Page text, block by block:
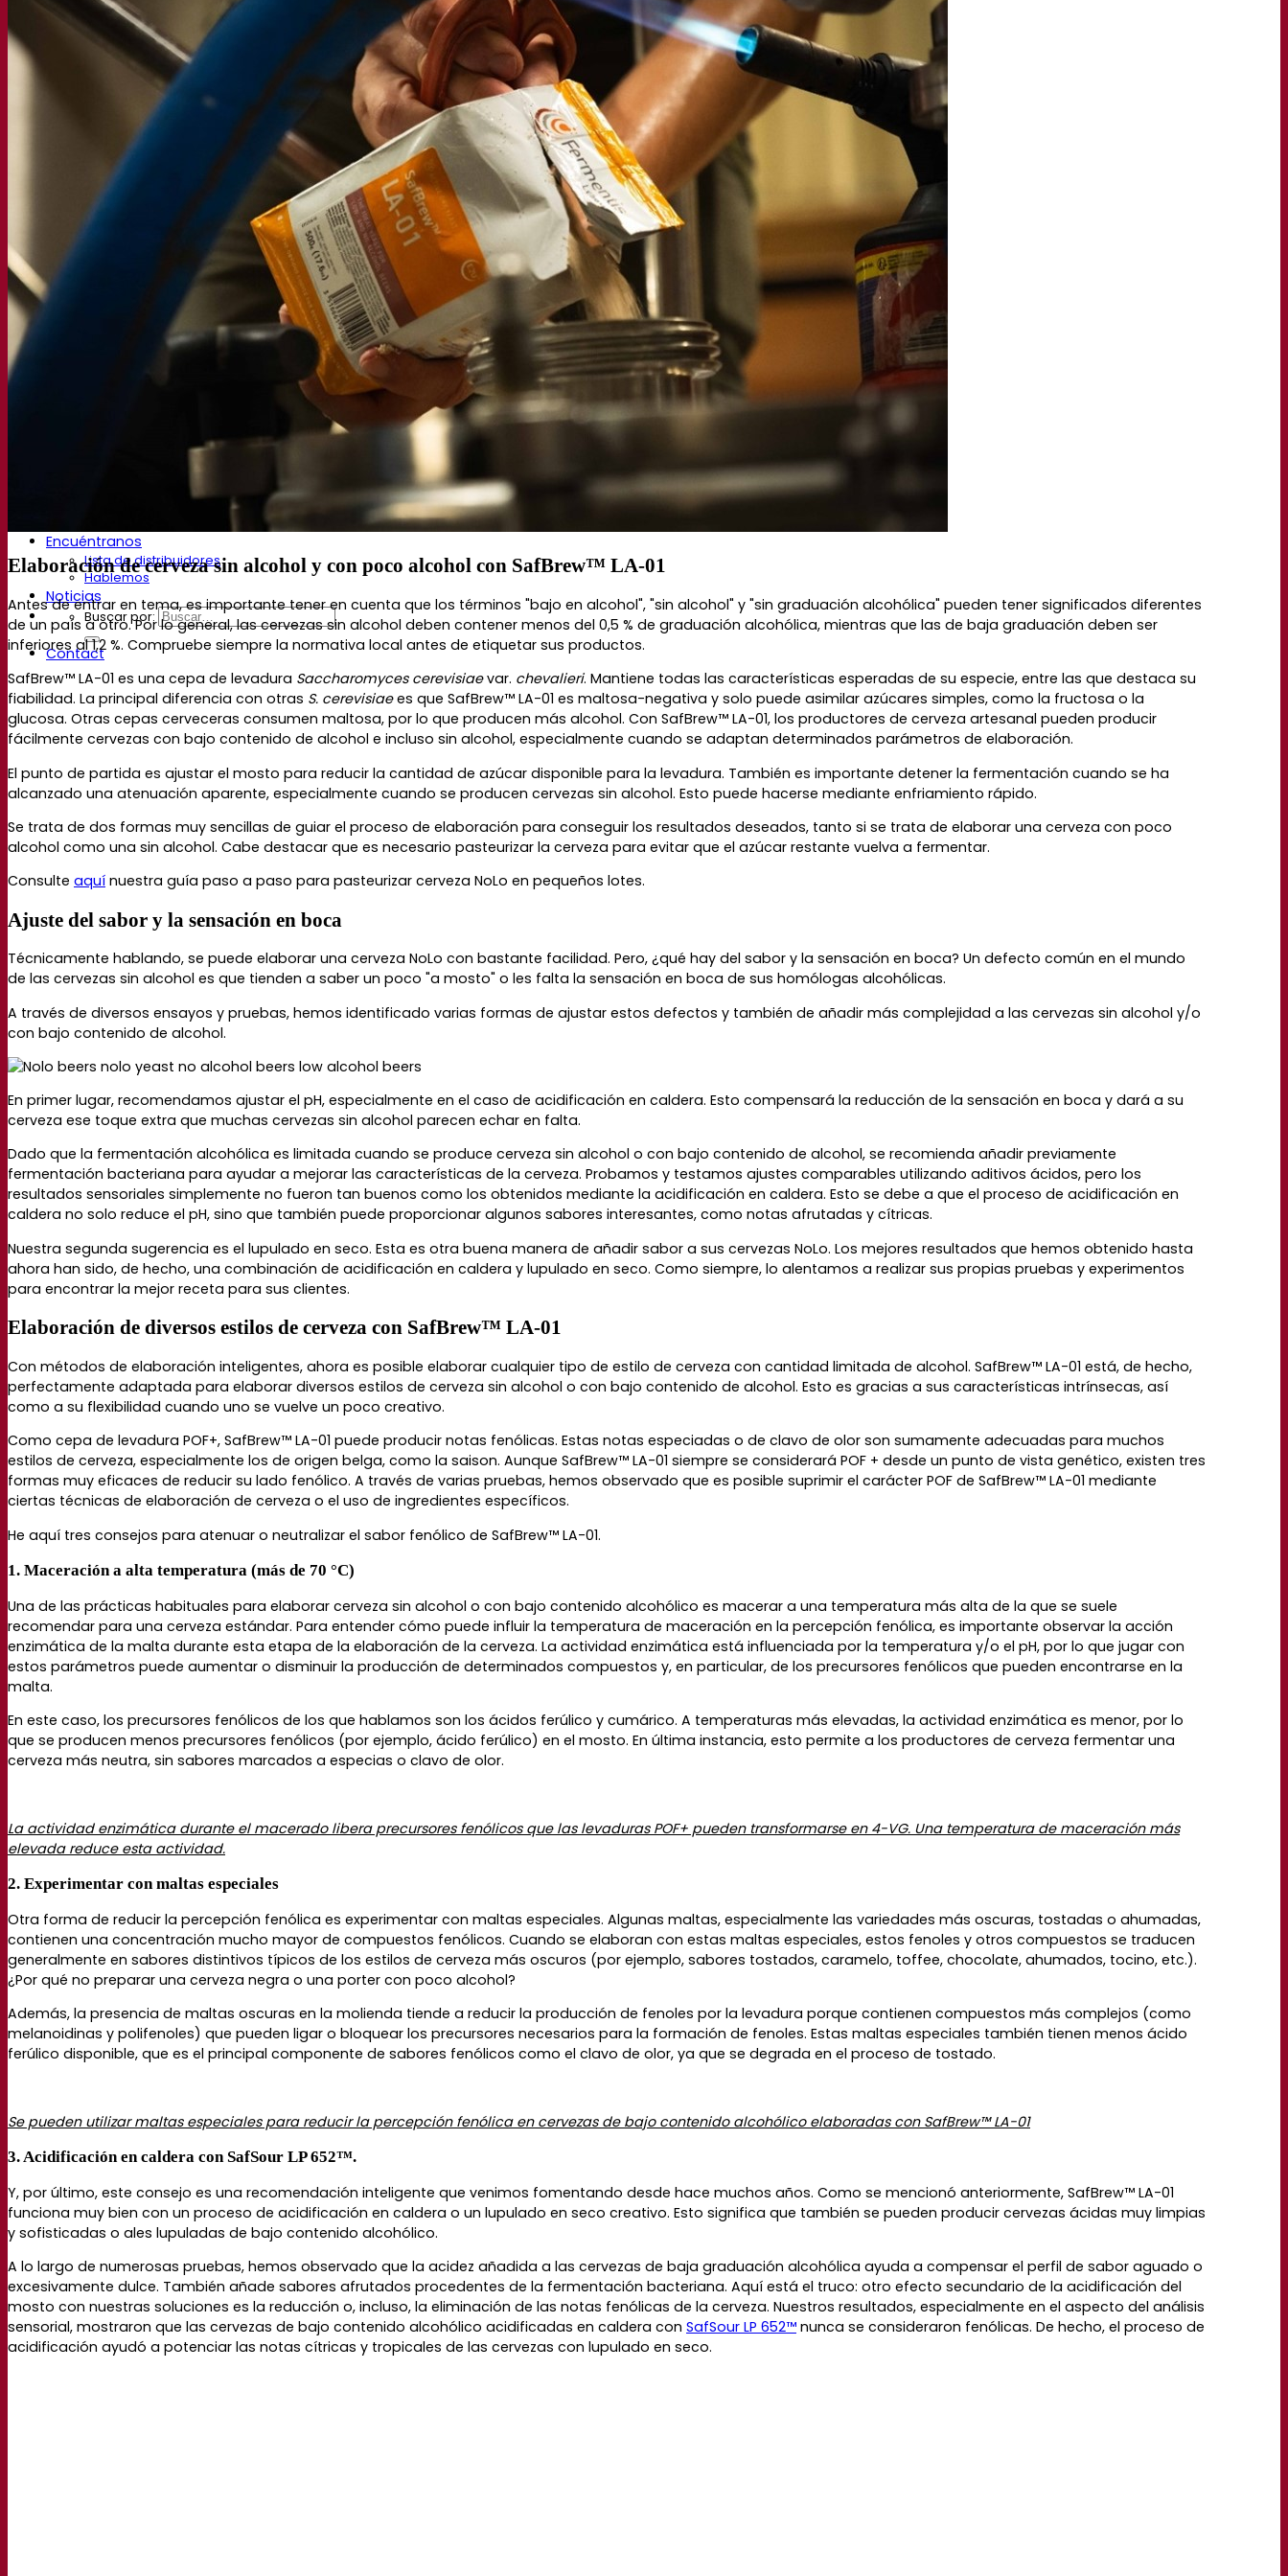
Productos funcionales para cerveza
Estilos de cerveza
Vino
Levadura seca activa para vino
Enzymes
Ayudas de fermentación para vino
Productos funcionales para vino
Levadura seca activa para sidra
Bebidas espirituosas
Levadura seca activa para espirituosos
Otras bebidas
Levadura seca activa para otros
Academia Fermentis
Academia Fermentis
Centro de conocimiento
Grabaciones de seminarios web
Tips & Tricks para cervezas
Documentación vitivinícola
Documentación sobre las bebidas espirituosas
Encuéntranos
Lista de distribuidores
Hablemos
Noticias
Buscar por:
Contact
Elaboración de cerveza sin alcohol y con poco alcohol con SafBrew™ LA-01
Antes de entrar en tema, es importante tener en cuenta que los términos "bajo en alcohol", "sin alcohol" y "sin graduación alcohólica" pueden tener significados diferentes
de un país a otro. Por lo general, las cervezas sin alcohol deben contener menos del 0,5 % de graduación alcohólica, mientras que las de baja graduación deben ser
inferiores al 1,2 %. Compruebe siempre la normativa local antes de etiquetar sus productos.
SafBrew™ LA-01 es una cepa de levadura Saccharomyces cerevisiaevar. chevalieri. Mantiene todas las características esperadas de su especie, entre las que destaca su
fiabilidad. La principal diferencia con otras S. cerevisiaees que SafBrew™ LA-01 es maltosa-negativa y solo puede asimilar azúcares simples, como la fructosa o la
glucosa. Otras cepas cerveceras consumen maltosa, por lo que producen más alcohol. Con SafBrew™ LA-01, los productores de cerveza artesanal pueden producir
fácilmente cervezas con bajo contenido de alcohol e incluso sin alcohol, especialmente cuando se adaptan determinados parámetros de elaboración.
El punto de partida es ajustar el mosto para reducir la cantidad de azúcar disponible para la levadura. También es importante detener la fermentación cuando se ha
alcanzado una atenuación aparente, especialmente cuando se producen cervezas sin alcohol. Esto puede hacerse mediante enfriamiento rápido.
Se trata de dos formas muy sencillas de guiar el proceso de elaboración para conseguir los resultados deseados, tanto si se trata de elaborar una cerveza con poco
alcohol como una sin alcohol. Cabe destacar que es necesario pasteurizar la cerveza para evitar que el azúcar restante vuelva a fermentar.
Consulte aquí nuestra guía paso a paso para pasteurizar cerveza NoLo en pequeños lotes.
Ajuste del sabor y la sensación en boca
Técnicamente hablando, se puede elaborar una cerveza NoLo con bastante facilidad. Pero, ¿qué hay del sabor y la sensación en boca? Un defecto común en el mundo
de las cervezas sin alcohol es que tienden a saber un poco "a mosto" o les falta la sensación en boca de sus homólogas alcohólicas.
A través de diversos ensayos y pruebas, hemos identificado varias formas de ajustar estos defectos y también de añadir más complejidad a las cervezas sin alcohol y/o
con bajo contenido de alcohol.
En primer lugar, recomendamos ajustar el pH, especialmente en el caso de acidificación en caldera. Esto compensará la reducción de la sensación en boca y dará a su
cerveza ese toque extra que muchas cervezas sin alcohol parecen echar en falta.
Dado que la fermentación alcohólica es limitada cuando se produce cerveza sin alcohol o con bajo contenido de alcohol, se recomienda añadir previamente
fermentación bacteriana para ayudar a mejorar las características de la cerveza. Probamos y testamos ajustes comparables utilizando aditivos ácidos, pero los
resultados sensoriales simplemente no fueron tan buenos como los obtenidos mediante la acidificación en caldera. Esto se debe a que el proceso de acidificación en
caldera no solo reduce el pH, sino que también puede proporcionar algunos sabores interesantes, como notas afrutadas y cítricas.
Nuestra segunda sugerencia es el lupulado en seco. Esta es otra buena manera de añadir sabor a sus cervezas NoLo. Los mejores resultados que hemos obtenido hasta
ahora han sido, de hecho, una combinación de acidificación en caldera y lupulado en seco. Como siempre, lo alentamos a realizar sus propias pruebas y experimentos
para encontrar la mejor receta para sus clientes.
Elaboración de diversos estilos de cerveza con SafBrew™ LA-01
Con métodos de elaboración inteligentes, ahora es posible elaborar cualquier tipo de estilo de cerveza con cantidad limitada de alcohol. SafBrew™ LA-01 está, de hecho,
perfectamente adaptada para elaborar diversos estilos de cerveza sin alcohol o con bajo contenido de alcohol. Esto es gracias a sus características intrínsecas, así
como a su flexibilidad cuando uno se vuelve un poco creativo.
Como cepa de levadura POF+, SafBrew™ LA-01 puede producir notas fenólicas. Estas notas especiadas o de clavo de olor son sumamente adecuadas para muchos
estilos de cerveza, especialmente los de origen belga, como la saison. Aunque SafBrew™ LA-01 siempre se considerará POF + desde un punto de vista genético, existen tres
formas muy eficaces de reducir su lado fenólico. A través de varias pruebas, hemos observado que es posible suprimir el carácter POF de SafBrew™ LA-01 mediante
ciertas técnicas de elaboración de cerveza o el uso de ingredientes específicos.
He aquí tres consejos para atenuar o neutralizar el sabor fenólico de SafBrew™ LA-01.
1. Maceración a alta temperatura (más de 70 °C)
Una de las prácticas habituales para elaborar cerveza sin alcohol o con bajo contenido alcohólico es macerar a una temperatura más alta de la que se suele
recomendar para una cerveza estándar. Para entender cómo puede influir la temperatura de maceración en la percepción fenólica, es importante observar la acción
enzimática de la malta durante esta etapa de la elaboración de la cerveza. La actividad enzimática está influenciada por la temperatura y/o el pH, por lo que jugar con
estos parámetros puede aumentar o disminuir la producción de determinados compuestos y, en particular, de los precursores fenólicos que pueden encontrarse en la
malta.
En este caso, los precursores fenólicos de los que hablamos son los ácidos ferúlico y cumárico. A temperaturas más elevadas, la actividad enzimática es menor, por lo
que se producen menos precursores fenólicos (por ejemplo, ácido ferúlico) en el mosto. En última instancia, esto permite a los productores de cerveza fermentar una
cerveza más neutra, sin sabores marcados a especias o clavo de olor.
La actividad enzimática durante el macerado libera precursores fenólicos que las levaduras POF+ pueden transformarse en 4-VG. Una temperatura de maceración más
elevada reduce esta actividad.
2. Experimentar con maltas especiales
Otra forma de reducir la percepción fenólica es experimentar con maltas especiales. Algunas maltas, especialmente las variedades más oscuras, tostadas o ahumadas,
contienen una concentración mucho mayor de compuestos fenólicos. Cuando se elaboran con estas maltas especiales, estos fenoles y otros compuestos se traducen
generalmente en sabores distintivos típicos de los estilos de cerveza más oscuros (por ejemplo, sabores tostados, caramelo, toffee, chocolate, ahumados, tocino, etc.).
¿Por qué no preparar una cerveza negra o una porter con poco alcohol?
Además, la presencia de maltas oscuras en la molienda tiende a reducir la producción de fenoles por la levadura porque contienen compuestos más complejos (como
melanoidinas y polifenoles) que pueden ligar o bloquear los precursores necesarios para la formación de fenoles. Estas maltas especiales también tienen menos ácido
ferúlico disponible, que es el principal componente de sabores fenólicos como el clavo de olor, ya que se degrada en el proceso de tostado.
Se pueden utilizar maltas especiales para reducir la percepción fenólica en cervezas de bajo contenido alcohólico elaboradas con SafBrew™ LA-01
3. Acidificación en caldera con SafSour LP 652™.
Y, por último, este consejo es una recomendación inteligente que venimos fomentando desde hace muchos años. Como se mencionó anteriormente, SafBrew™ LA-01
funciona muy bien con un proceso de acidificación en caldera o un lupulado en seco creativo. Esto significa que también se pueden producir cervezas ácidas muy limpias
y sofisticadas o ales lupuladas de bajo contenido alcohólico.
A lo largo de numerosas pruebas, hemos observado que la acidez añadida a las cervezas de baja graduación alcohólica ayuda a compensar el perfil de sabor aguado o
excesivamente dulce. También añade sabores afrutados procedentes de la fermentación bacteriana. Aquí está el truco: otro efecto secundario de la acidificación del
mosto con nuestras soluciones es la reducción o, incluso, la eliminación de las notas fenólicas de la cerveza. Nuestros resultados, especialmente en el aspecto del análisis
sensorial, mostraron que las cervezas de bajo contenido alcohólico acidificadas en caldera con SafSour LP 652™ nunca se consideraron fenólicas. De hecho, el proceso de
acidificación ayudó a potenciar las notas cítricas y tropicales de las cervezas con lupulado en seco.